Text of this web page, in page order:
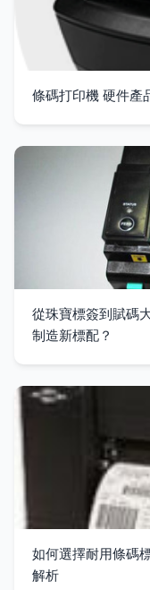
條碼打印機 硬件產
從珠寶標簽到賦
制造新標配？
如何選擇耐用條碼
解析